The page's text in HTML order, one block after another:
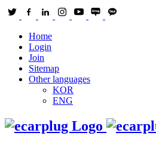
Home
Login
Join
Sitemap
Other languages
KOR
ENG